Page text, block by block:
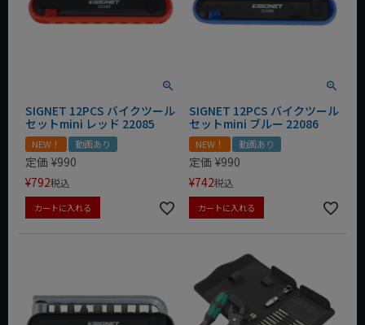
SIGNET 12PCS バイクツール
セットmini レッド 22085
NEW！ 動画あり
定価 ¥990
¥792税込
カートに入れる
SIGNET 12PCS バイクツール
セットmini ブルー 22086
NEW！ 動画あり
定価 ¥990
¥742税込
カートに入れる